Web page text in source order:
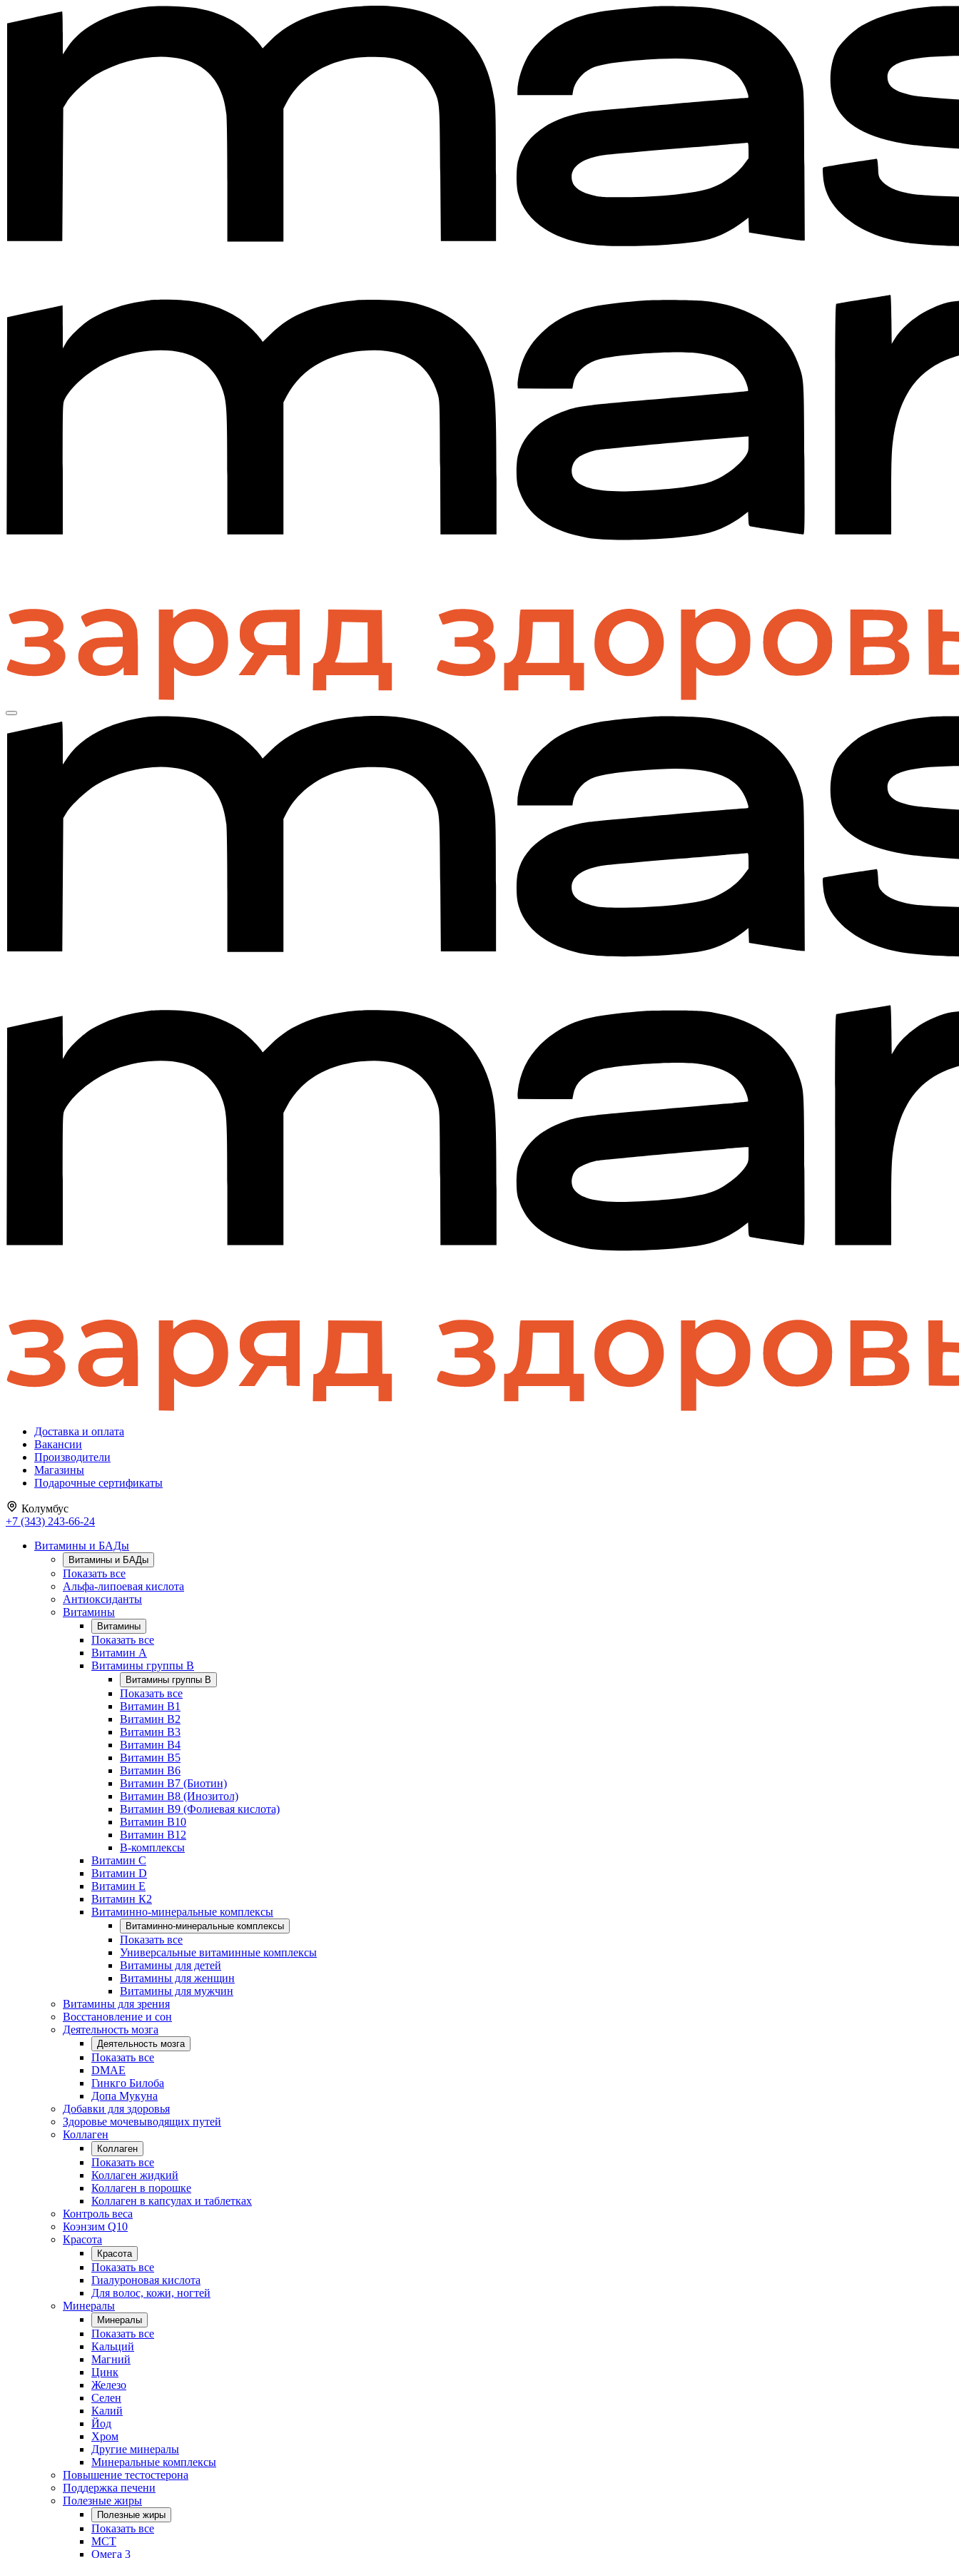
Доставка и оплата
Вакансии
Производители
Магазины
Подарочные сертификаты
Колумбус
+7 (343) 243-66-24
Витамины и БАДы
Витамины и БАДы
Показать все
Альфа-липоевая кислота
Антиоксиданты
Витамины
Витамины
Показать все
Витамин A
Витамины группы B
Витамины группы B
Показать все
Витамин B1
Витамин B2
Витамин B3
Витамин B4
Витамин B5
Витамин B6
Витамин B7 (Биотин)
Витамин B8 (Инозитол)
Витамин B9 (Фолиевая кислота)
Витамин B10
Витамин B12
B-комплексы
Витамин C
Витамин D
Витамин E
Витамин К2
Витаминно-минеральные комплексы
Витаминно-минеральные комплексы
Показать все
Универсальные витаминные комплексы
Витамины для детей
Витамины для женщин
Витамины для мужчин
Витамины для зрения
Восстановление и сон
Деятельность мозга
Деятельность мозга
Показать все
DMAE
Гинкго Билоба
Допа Мукуна
Добавки для здоровья
Здоровье мочевыводящих путей
Коллаген
Коллаген
Показать все
Коллаген жидкий
Коллаген в порошке
Коллаген в капсулах и таблетках
Контроль веса
Коэнзим Q10
Красота
Красота
Показать все
Гиалуроновая кислота
Для волос, кожи, ногтей
Минералы
Минералы
Показать все
Кальций
Магний
Цинк
Железо
Селен
Калий
Йод
Хром
Другие минералы
Минеральные комплексы
Повышение тестостерона
Поддержка печени
Полезные жиры
Полезные жиры
Показать все
MCT
Омега 3